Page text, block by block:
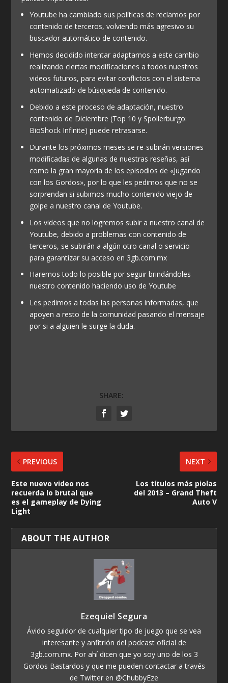
Youtube ha cambiado sus políticas de reclamos por
contenido de terceros, volviendo más agresivo su
buscador automático de contenido.
Hemos decidido intentar adaptarnos a este cambio
realizando ciertas modificaciones a todos nuestros
videos futuros, para evitar conflictos con el sistema
automatizado de búsqueda de contenido.
Debido a este proceso de adaptación, nuestro
contenido de Diciembre (Top 10 y Spoilerburgo:
BioShock Infinite) puede retrasarse.
Durante los próximos meses se re-subirán versiones
modificadas de algunas de nuestras reseñas, así
como la gran mayoría de los episodios de «Jugando
con los Gordos», por lo que les pedimos que no se
sorprendan si subimos mucho contenido viejo de
golpe a nuestro canal de Youtube.
Los videos que no logremos subir a nuestro canal de
Youtube, debido a problemas con contenido de
terceros, se subirán a algún otro canal o servicio
para garantizar su acceso en 3gb.com.mx
Haremos todo lo posible por seguir brindándoles
nuestro contenido haciendo uso de Youtube
Les pedimos a todas las personas informadas, que
apoyen a resto de la comunidad pasando el mensaje
por si a alguien le surge la duda.
SHARE:
PREVIOUS
Este nuevo video nos
recuerda lo brutal que
es el gameplay de Dying
Light
NEXT
Los títulos más piolas
del 2013 – Grand Theft
Auto V
ABOUT THE AUTHOR
Ezequiel Segura
Ávido seguidor de cualquier tipo de juego que se vea
interesante y anfitrión del podcast oficial de
3gb.com.mx. Por ahí dicen que yo soy uno de los 3
Gordos Bastardos y que me pueden contactar a través
de Twitter en @ChubbyEze